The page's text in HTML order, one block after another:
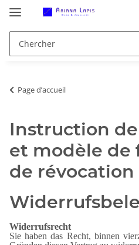
Page d’accueil
Instruction
et modèle de
de révocation
Widerrufsrecht
Sie haben das Recht, binnen